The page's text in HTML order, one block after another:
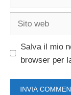
Sito
Salva il mio
browser per